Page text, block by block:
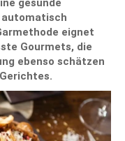
gesunde
automatisch
eignet
Gourmets, die
ebenso schätzen